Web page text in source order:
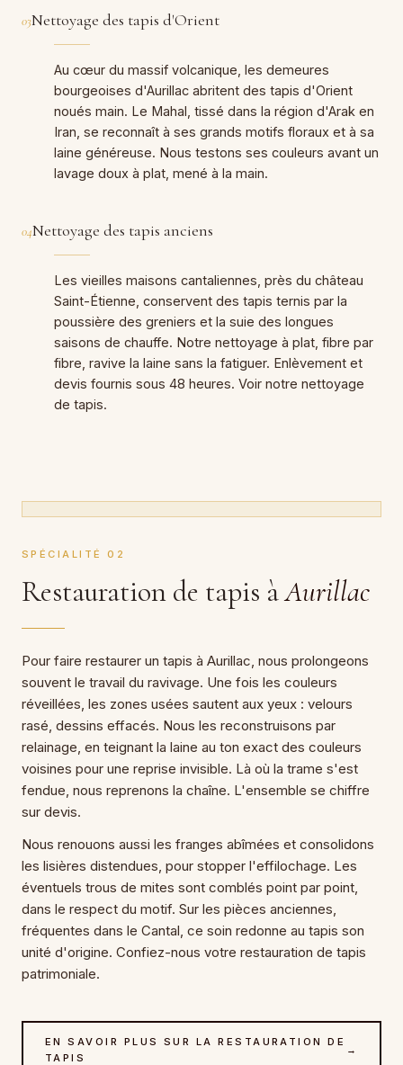
03Nettoyage des tapis d'Orient
Au cœur du massif volcanique, les demeures
bourgeoises d'Aurillac abritent des tapis d'Orient
noués main. Le Mahal, tissé dans la région d'Arak en
Iran, se reconnaît à ses grands motifs floraux et à sa
laine généreuse. Nous testons ses couleurs avant un
lavage doux à plat, mené à la main.
04Nettoyage des tapis anciens
Les vieilles maisons cantaliennes, près du château
Saint-Étienne, conservent des tapis ternis par la
poussière des greniers et la suie des longues
saisons de chauffe. Notre nettoyage à plat, fibre par
fibre, ravive la laine sans la fatiguer. Enlèvement et
devis fournis sous 48 heures. Voir notre nettoyage
de tapis.
SPÉCIALITÉ 02
Restauration de tapis àAurillac
Pour faire restaurer un tapis à Aurillac, nous prolongeons
souvent le travail du ravivage. Une fois les couleurs
réveillées, les zones usées sautent aux yeux : velours
rasé, dessins effacés. Nous les reconstruisons par
relainage, en teignant la laine au ton exact des couleurs
voisines pour une reprise invisible. Là où la trame s'est
fendue, nous reprenons la chaîne. L'ensemble se chiffre
sur devis.
Nous renouons aussi les franges abîmées et consolidons
les lisières distendues, pour stopper l'effilochage. Les
éventuels trous de mites sont comblés point par point,
dans le respect du motif. Sur les pièces anciennes,
fréquentes dans le Cantal, ce soin redonne au tapis son
unité d'origine. Confiez-nous votre restauration de tapis
patrimoniale.
EN SAVOIR PLUS SUR LA RESTAURATION DE
TAPIS
→